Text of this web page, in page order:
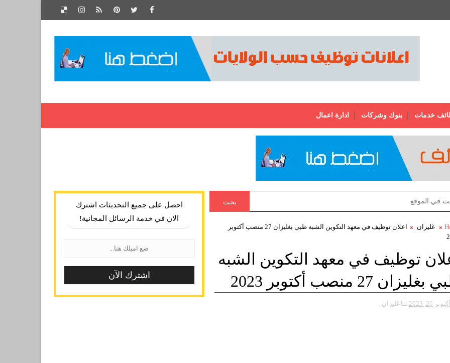
خدمات بنوك وشركات ادارة اعمال
بحث
غليزان
اعلان توظيف في معهد التكوين الشبه طبي بغليزان 27 منصب أكتوبر
توظيف في معهد التكوين الشبه
27 منصب أكتوبر 2023
أكتوبر 26, 2023 غليزان,
احصل على جميع التحديثات اشترك
الان في خدمة الرسائل المجانية!